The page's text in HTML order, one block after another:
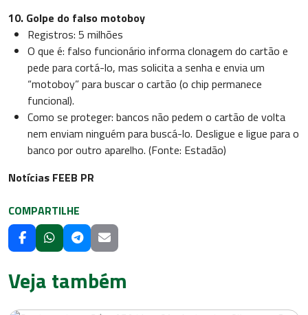
10. Golpe do falso motoboy
Registros: 5 milhões
O que é: falso funcionário informa clonagem do cartão e
pede para cortá-lo, mas solicita a senha e envia um
“motoboy” para buscar o cartão (o chip permanece
funcional).
Como se proteger: bancos não pedem o cartão de volta
nem enviam ninguém para buscá-lo. Desligue e ligue para o
banco por outro aparelho. (Fonte: Estadão)
Notícias FEEB PR
COMPARTILHE
Veja também